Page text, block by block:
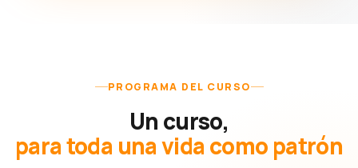
PROGRAMA DEL CURSO
Un curso,
para toda una vida como patrón